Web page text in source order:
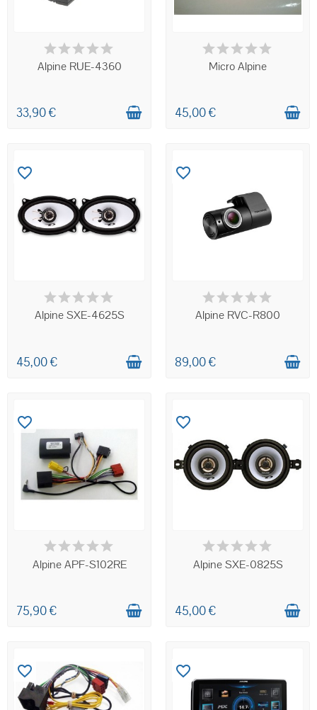
EN COUR DE
RÉAPPROVISIONNEMENT
Alpine RUE-4360
33,90 €
SUR COMMANDE
Micro Alpine
45,00 €
EN STOCK
favorite_border
Alpine SXE-4625S
45,00 €
SUR COMMANDE
favorite_border
Alpine RVC-R800
89,00 €
EN STOCK
favorite_border
Alpine APF-S102RE
75,90 €
EN STOCK
favorite_border
Alpine SXE-0825S
45,00 €
favorite_border favorite_border